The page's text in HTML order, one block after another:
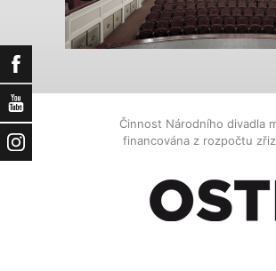
Facebook
YouTube
Instagram
Činnost Národního divadla
financována z rozpočtu